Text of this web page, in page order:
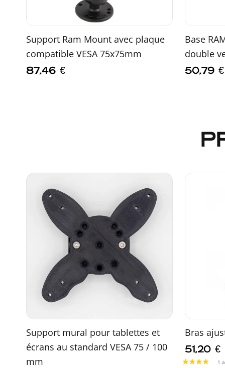
Support Ram Mount avec plaque
compatible VESA 75x75mm
87,46 €
Base
double
50,79 €
Support mural pour tablettes et
écrans au standard VESA 75 / 100
mm
Bras
51,20 €